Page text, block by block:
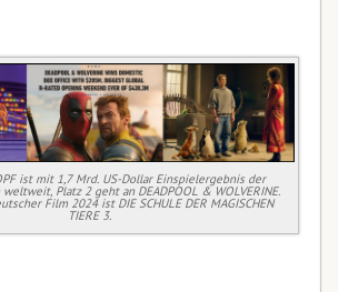
ist mit 1,7 Mrd. US-Dollar Einspielergebnis der
Platz 2 geht an DEADPOOL & WOLVERINE.
Film 2024 ist DIE SCHULE DER MAGISCHEN
TIERE 3.